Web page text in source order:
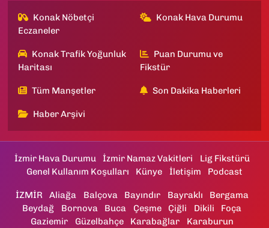
Konak Nöbetçi
Eczaneler
Konak Hava Durumu
Konak Trafik Yoğunluk
Haritası
Puan Durumu ve
Fikstür
Tüm Manşetler Son Dakika Haberleri
Haber Arşivi
İzmir Hava Durumu İzmir Namaz Vakitleri
Lig Fikstürü
Genel Kullanım Koşulları
Künye İletişim Podcast
İZMİR Aliağa Balçova Bayındır Bayraklı
Bergama
Beydağ
Bornova Buca Çeşme Çiğli Dikili
Foça
Gaziemir
Güzelbahçe Karabağlar Karaburun